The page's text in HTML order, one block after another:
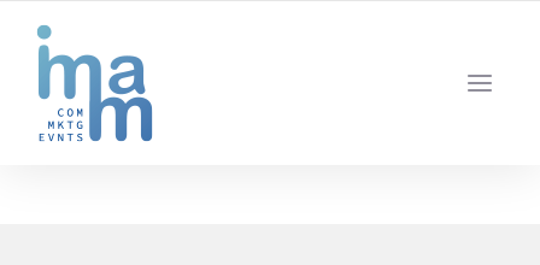
IBIZA · MADRID · BARCELONA